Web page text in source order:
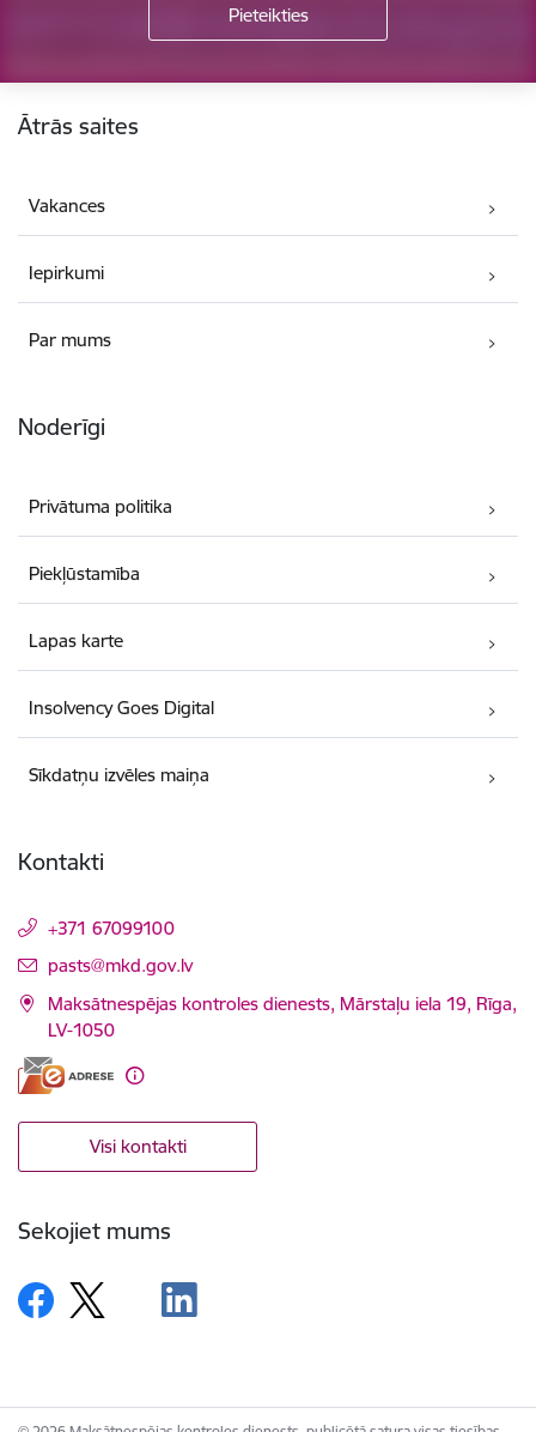
Ātrās saites
Vakances
Iepirkumi
Par mums
Noderīgi
Privātuma politika
Piekļūstamība
Lapas karte
Insolvency Goes Digital
Sīkdatņu izvēles maiņa
Kontakti
+371 67099100
E-pasts:
pasts@mkd.gov.lv
Maksātnespējas kontroles dienests, Mārstaļu iela 19, Rīga,
LV-1050
Visi kontakti
Sekojiet mums